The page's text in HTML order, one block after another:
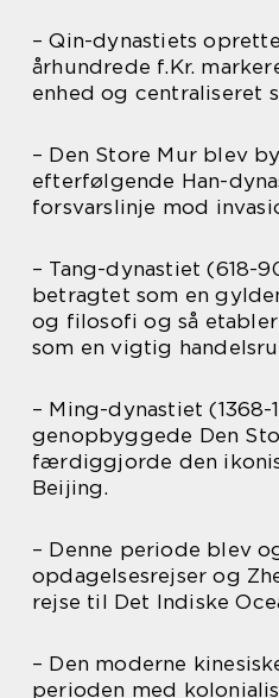
– Qin-dynastiets
århundrede f.Kr.
enhed og centraliseret
– Den Store Mur blev
efterfølgende Han-
forsvarslinje mod
– Tang-dynastiet (618-
betragtet som en
og filosofi og så
som en vigtig
– Ming-dynastiet (1368-
genopbyggede Den
færdiggjorde den
Beijing.
– Denne periode blev
opdagelsesrejser og
rejse til Det Indiske
– Den moderne
perioden med